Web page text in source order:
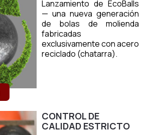
Lanzamiento de EcoBalls
— una nueva generación
de bolas de molienda
fabricadas
exclusivamente con acero
reciclado (chatarra).
CONTROL DE
CALIDAD ESTRICTO